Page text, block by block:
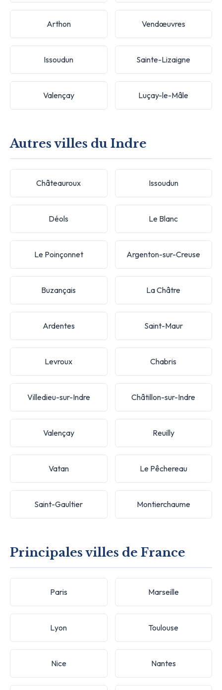
Arthon Vendœuvres
Issoudun Sainte-Lizaigne
Valençay Luçay-le-Mâle
Autres villes du Indre
Châteauroux Issoudun
Déols Le Blanc
Le Poinçonnet Argenton-sur-Creuse
Buzançais La Châtre
Ardentes Saint-Maur
Levroux Chabris
Villedieu-sur-Indre Châtillon-sur-Indre
Valençay Reuilly
Vatan Le Pêchereau
Saint-Gaultier Montierchaume
Principales villes de France
Paris Marseille
Lyon Toulouse
Nice Nantes